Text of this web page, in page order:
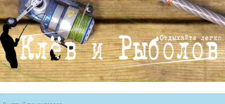
Перейти
к
навигации
Перейти
к
содержимому